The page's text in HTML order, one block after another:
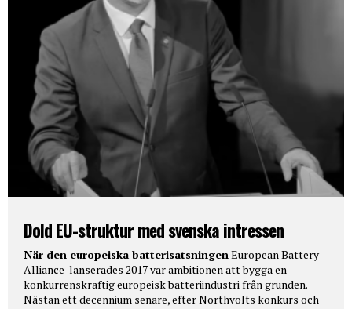
Dold EU-struktur med svenska intressen
När den europeiska batterisatsningenEuropean Battery
Alliance lanserades 2017 var ambitionen att bygga en
konkurrenskraftig europeisk batteriindustri från grunden.
Nästan ett decennium senare, efter Northvolts konkurs och